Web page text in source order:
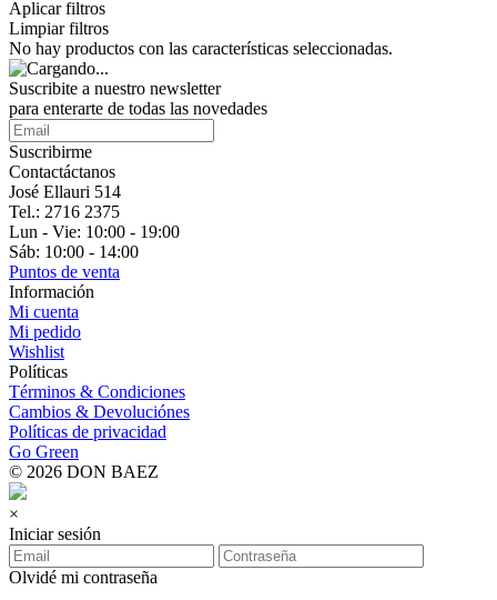
Aplicar filtros
Limpiar filtros
No hay productos con las características seleccionadas.
Suscribite a nuestro newsletter
para enterarte de todas las novedades
Suscribirme
Contactáctanos
José Ellauri 514
Tel.: 2716 2375
Lun - Vie: 10:00 - 19:00
Sáb: 10:00 - 14:00
Puntos de venta
Información
Mi cuenta
Mi pedido
Wishlist
Políticas
Términos & Condiciones
Cambios & Devoluciónes
Políticas de privacidad
Go Green
© 2026 DON BAEZ
×
Iniciar sesión
Olvidé mi contraseña